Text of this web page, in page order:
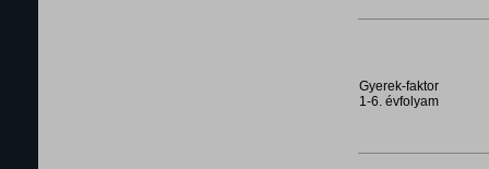
Gyerek-faktor
1-6. évfolyam